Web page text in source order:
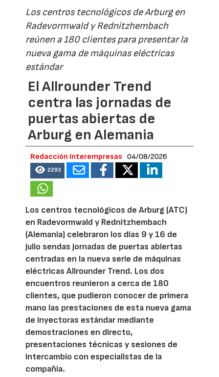
Los centros tecnológicos de Arburg en
Radevormwald y Rednitzhembach
reúnen a 180 clientes para presentar la
nueva gama de máquinas eléctricas
estándar
El Allrounder Trend
centra las jornadas de
puertas abiertas de
Arburg en Alemania
Redacción Interempresas 04/08/2026
2293
Los centros tecnológicos de Arburg (ATC)
en Radevormwald y Rednitzhembach
(Alemania) celebraron los días 9 y 16 de
julio sendas jornadas de puertas abiertas
centradas en la nueva serie de máquinas
eléctricas Allrounder Trend. Los dos
encuentros reunieron a cerca de 180
clientes, que pudieron conocer de primera
mano las prestaciones de esta nueva gama
de inyectoras estándar mediante
demostraciones en directo,
presentaciones técnicas y sesiones de
intercambio con especialistas de la
compañía.